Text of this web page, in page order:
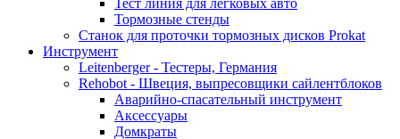
Тест линия для легковых авто
Тормозные стенды
Станок для проточки тормозных дисков Prokat
Инструмент
Leitenberger - Тестеры, Германия
Rehobot - Швеция, выпресовщики сайлентблоков
Аварийно-спасательный инструмент
Аксессуары
Домкраты